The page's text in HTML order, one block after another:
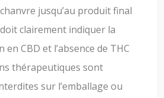
jusqu’au produit final
clairement indiquer la
CBD et l’absence de THC
thérapeutiques sont
sur l’emballage ou